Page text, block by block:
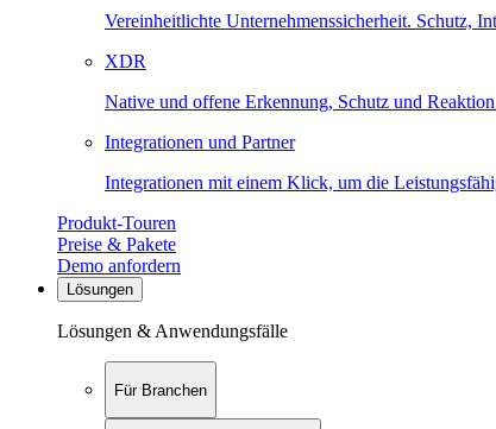
Vereinheitlichte Unternehmenssicherheit. Schutz,
XDR
Native und offene Erkennung, Schutz und
Integrationen und Partner
Integrationen mit einem Klick, um die
Produkt-Touren
Preise & Pakete
Demo anfordern
Lösungen
Lösungen & Anwendungsfälle
Für Branchen